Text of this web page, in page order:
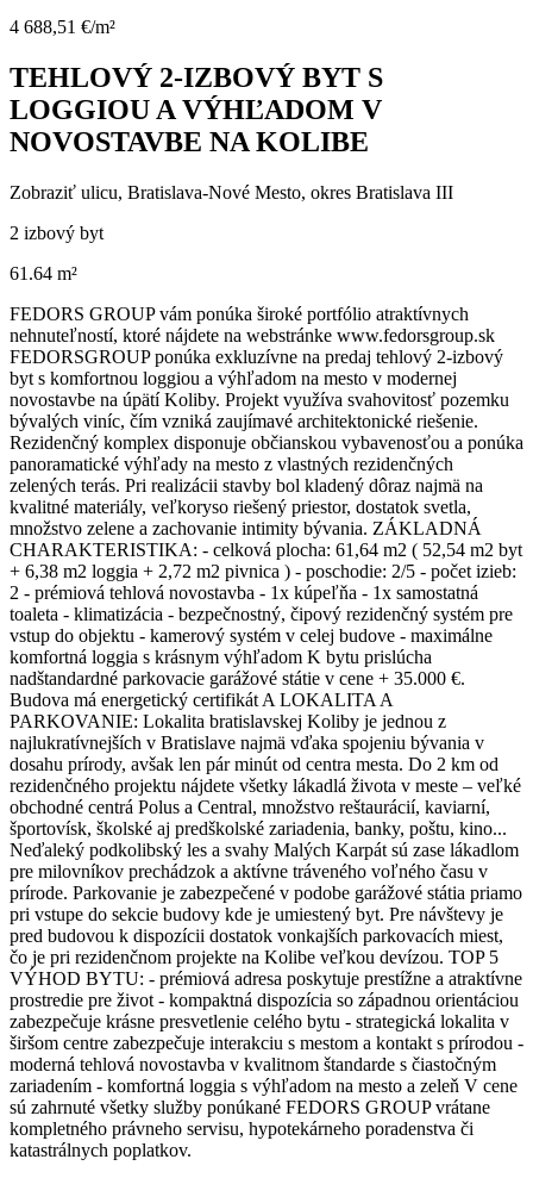
4 688,51 €/m²
TEHLOVÝ 2-IZBOVÝ BYT S
LOGGIOU A VÝHĽADOM V
NOVOSTAVBE NA KOLIBE
Zobraziť ulicu, Bratislava-Nové Mesto, okres Bratislava III
2 izbový byt
61.64 m²
FEDORS GROUP vám ponúka široké portfólio atraktívnych
nehnuteľností, ktoré nájdete na webstránke www.fedorsgroup.sk
FEDORSGROUP ponúka exkluzívne na predaj tehlový 2-izbový
byt s komfortnou loggiou a výhľadom na mesto v modernej
novostavbe na úpätí Koliby. Projekt využíva svahovitosť pozemku
bývalých viníc, čím vzniká zaujímavé architektonické riešenie.
Rezidenčný komplex disponuje občianskou vybavenosťou a ponúka
panoramatické výhľady na mesto z vlastných rezidenčných
zelených terás. Pri realizácii stavby bol kladený dôraz najmä na
kvalitné materiály, veľkoryso riešený priestor, dostatok svetla,
množstvo zelene a zachovanie intimity bývania. ZÁKLADNÁ
CHARAKTERISTIKA: - celková plocha: 61,64 m2 ( 52,54 m2 byt
+ 6,38 m2 loggia + 2,72 m2 pivnica ) - poschodie: 2/5 - počet izieb:
2 - prémiová tehlová novostavba - 1x kúpeľňa - 1x samostatná
toaleta - klimatizácia - bezpečnostný, čipový rezidenčný systém pre
vstup do objektu - kamerový systém v celej budove - maximálne
komfortná loggia s krásnym výhľadom K bytu prislúcha
nadštandardné parkovacie garážové státie v cene + 35.000 €.
Budova má energetický certifikát A LOKALITA A
PARKOVANIE: Lokalita bratislavskej Koliby je jednou z
najlukratívnejších v Bratislave najmä vďaka spojeniu bývania v
dosahu prírody, avšak len pár minút od centra mesta. Do 2 km od
rezidenčného projektu nájdete všetky lákadlá života v meste – veľké
obchodné centrá Polus a Central, množstvo reštaurácií, kaviarní,
športovísk, školské aj predškolské zariadenia, banky, poštu, kino...
Neďaleký podkolibský les a svahy Malých Karpát sú zase lákadlom
pre milovníkov prechádzok a aktívne tráveného voľného času v
prírode. Parkovanie je zabezpečené v podobe garážové státia priamo
pri vstupe do sekcie budovy kde je umiestený byt. Pre návštevy je
pred budovou k dispozícii dostatok vonkajších parkovacích miest,
čo je pri rezidenčnom projekte na Kolibe veľkou devízou. TOP 5
VÝHOD BYTU: - prémiová adresa poskytuje prestížne a atraktívne
prostredie pre život - kompaktná dispozícia so západnou orientáciou
zabezpečuje krásne presvetlenie celého bytu - strategická lokalita v
širšom centre zabezpečuje interakciu s mestom a kontakt s prírodou -
moderná tehlová novostavba v kvalitnom štandarde s čiastočným
zariadením - komfortná loggia s výhľadom na mesto a zeleň V cene
sú zahrnuté všetky služby ponúkané FEDORS GROUP vrátane
kompletného právneho servisu, hypotekárneho poradenstva či
katastrálnych poplatkov.